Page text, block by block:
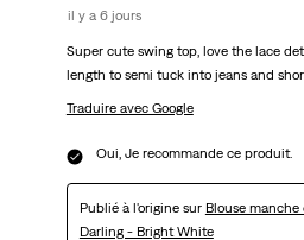
il y a 6 jours
Super cute swing top, love the lace
length to semi tuck into jeans and
Traduire avec Google
Oui, Je recommande ce produit.
Publié à l'origine sur Blouse
Darling - Bright White